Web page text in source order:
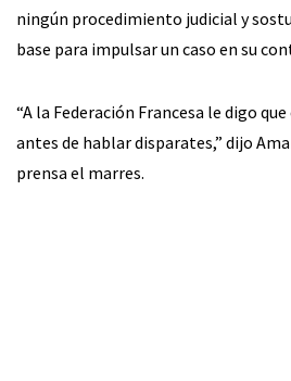
ningún procedimiento judicial y
base para impulsar un caso en su
“A la Federación Francesa le digo
antes de hablar disparates,” dijo
prensa el marres.